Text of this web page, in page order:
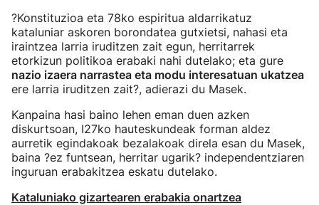
?Konstituzioa eta 78ko espiritua aldarrikatuz
kataluniar askoren borondatea gutxietsi, nahasi eta
iraintzea larria iruditzen zait egun, herritarrek
etorkizun politikoa erabaki nahi dutelako; eta gure
nazio izaera narrastea eta modu interesatuan ukatzea
ere larria iruditzen zait?, adierazi du Masek.
Kanpaina hasi baino lehen eman duen azken
diskurtsoan, I27ko hauteskundeak forman aldez
aurretik egindakoak bezalakoak direla esan du Masek,
baina ?ez funtsean, herritar ugarik? independentziaren
inguruan erabakitzea eskatu dutelako.
Kataluniako gizartearen erabakia onartzea